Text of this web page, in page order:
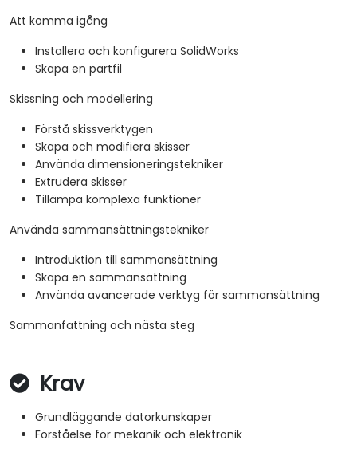
Att komma igång
Installera och konfigurera SolidWorks
Skapa en partfil
Skissning och modellering
Förstå skissverktygen
Skapa och modifiera skisser
Använda dimensioneringstekniker
Extrudera skisser
Tillämpa komplexa funktioner
Använda sammansättningstekniker
Introduktion till sammansättning
Skapa en sammansättning
Använda avancerade verktyg för sammansättning
Sammanfattning och nästa steg
Krav
Grundläggande datorkunskaper
Förståelse för mekanik och elektronik